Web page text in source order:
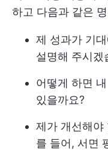
하고 다음과 같은
제 성과가 기
설명해 주시겠
어떻게 하면
있을까요?
제가 개선해야
를 들어, 서면